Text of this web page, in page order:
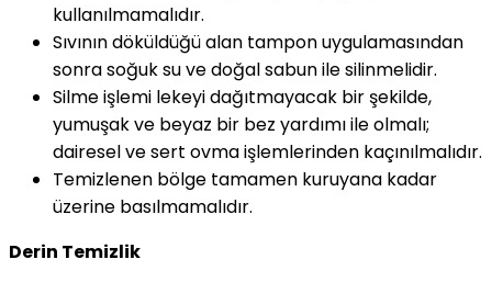
kullanılmamalıdır.
Sıvının döküldüğü alan tampon uygulamasından
sonra soğuk su ve doğal sabun ile silinmelidir.
Silme işlemi lekeyi dağıtmayacak bir şekilde,
yumuşak ve beyaz bir bez yardımı ile olmalı;
dairesel ve sert ovma işlemlerinden kaçınılmalıdır.
Temizlenen bölge tamamen kuruyana kadar
üzerine basılmamalıdır.
Derin Temizlik